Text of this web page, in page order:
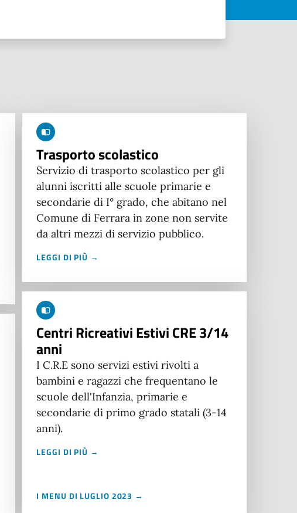
Trasporto scolastico
Servizio di trasporto scolastico per gli
alunni iscritti alle scuole primarie e
secondarie di I° grado, che abitano nel
Comune di Ferrara in zone non servite
da altri mezzi di servizio pubblico.
LEGGI DI PIÙ →
Centri Ricreativi Estivi CRE 3/14
anni
I C.R.E sono servizi estivi rivolti a
bambini e ragazzi che frequentano le
scuole dell'Infanzia, primarie e
secondarie di primo grado statali (3-14
anni).
LEGGI DI PIÙ →
I MENU DI LUGLIO 2023 →